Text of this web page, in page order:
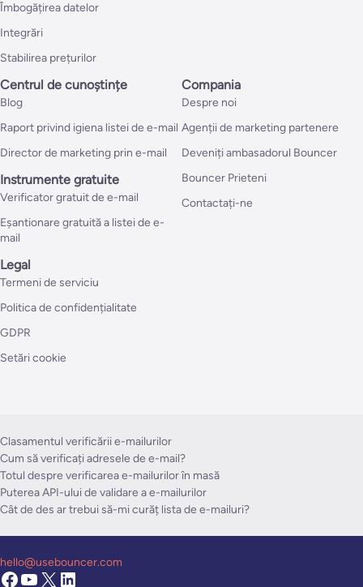
Îmbogățirea datelor
Integrări
Stabilirea prețurilor
Centrul de cunoștințe
Blog
Raport privind igiena listei de e-mail
Director de marketing prin e-mail
Instrumente gratuite
Verificator gratuit de e-mail
Eșantionare gratuită a listei de e-
mail
Compania
Despre noi
Agenții de marketing partenere
Deveniți ambasadorul Bouncer
Bouncer Prieteni
Contactați-ne
Legal
Termeni de serviciu
Politica de confidențialitate
GDPR
Setări cookie
Clasamentul verificării e-mailurilor
Cum să verificați adresele de e-mail?
Totul despre verificarea e-mailurilor în masă
Puterea API-ului de validare a e-mailurilor
Cât de des ar trebui să-mi curăț lista de e-mailuri?
hello@usebouncer.com